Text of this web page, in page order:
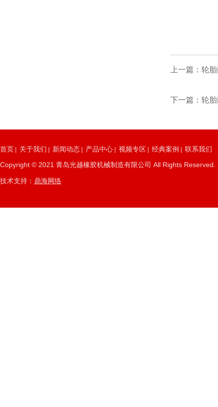
上一篇：轮
下一篇：轮
首页 关于我们 新闻动态 产品中心 视频专区 经典案例
联系我们
Copyright © 2021 青岛光越橡胶机械制造有限公司 All Rights
技术支持： 鼎海网络